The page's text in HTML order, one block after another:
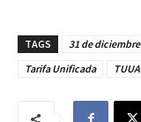
TAGS 31 de diciembre
Tarifa Unificada
TUUA